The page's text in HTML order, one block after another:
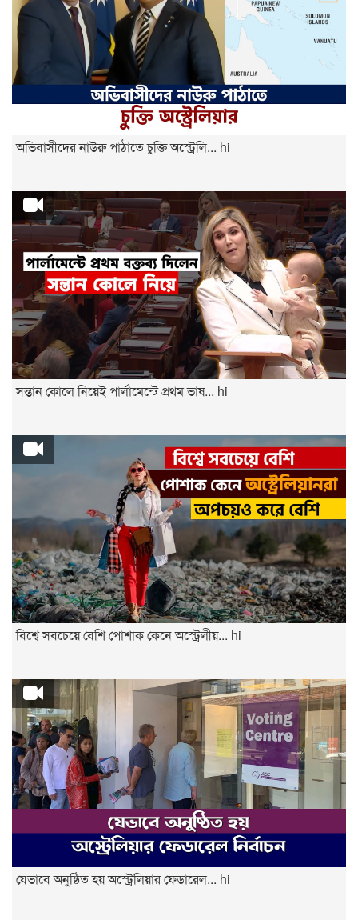
অভিবাসীদের নাউরু পাঠাতে চুক্তি অস্ট্রেলি... hi
সন্তান কোলে নিয়েই পার্লামেন্টে প্রথম ভাষ... hi
বিশ্বে সবচেয়ে বেশি পোশাক কেনে অস্ট্রেলীয়... hi
যেভাবে অনুষ্ঠিত হয় অস্ট্রেলিয়ার ফেডারেল... hi